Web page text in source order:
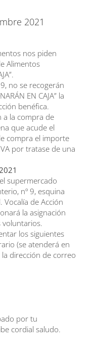
2021
entos nos piden
e Alimentos
A”.
no se recogerán
NARÁN EN CAJA” la
ón benéfca.
a la compra de
queacude el
compra el importe
por tratase de una
2021
supermercado
nº 9, esquina
Vocalía de Acción
la asignación
voluntarios.
los siguientes
(se atenderá en
la dirección de correo
do por tu
ibe cordial saludo.